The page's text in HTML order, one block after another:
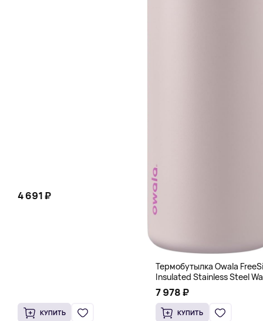
4 691 ₽
КУПИТЬ
Термобутылка Owala
Insulated Stainless Steel
Bottle, 1200 мл, розовый
7 978 ₽
КУПИТЬ